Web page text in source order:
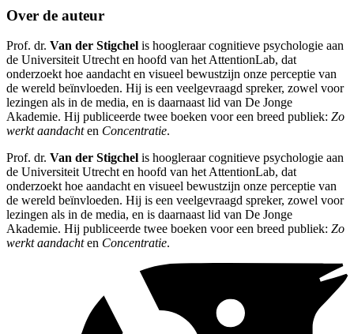
Over de auteur
Prof. dr. Van der Stigchel is hoogleraar cognitieve psychologie aan
de Universiteit Utrecht en hoofd van het AttentionLab, dat
onderzoekt hoe aandacht en visueel bewustzijn onze perceptie van
de wereld beïnvloeden. Hij is een veelgevraagd spreker, zowel voor
lezingen als in de media, en is daarnaast lid van De Jonge
Akademie. Hij publiceerde twee boeken voor een breed publiek: Zo
werkt aandachten Concentratie.
Prof. dr. Van der Stigchel is hoogleraar cognitieve psychologie aan
de Universiteit Utrecht en hoofd van het AttentionLab, dat
onderzoekt hoe aandacht en visueel bewustzijn onze perceptie van
de wereld beïnvloeden. Hij is een veelgevraagd spreker, zowel voor
lezingen als in de media, en is daarnaast lid van De Jonge
Akademie. Hij publiceerde twee boeken voor een breed publiek: Zo
werkt aandachten Concentratie.